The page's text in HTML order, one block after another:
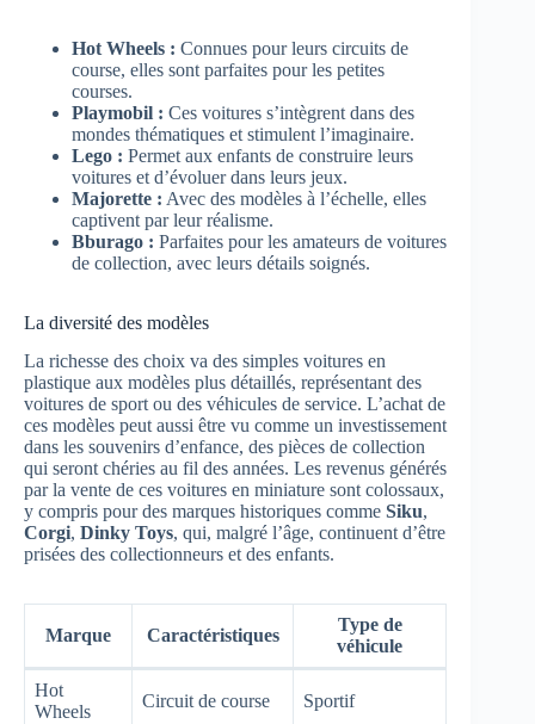
Hot Wheels : Connues pour leurs circuits de
course, elles sont parfaites pour les petites
courses.
Playmobil : Ces voitures s’intègrent dans des
mondes thématiques et stimulent l’imaginaire.
Lego : Permet aux enfants de construire leurs
voitures et d’évoluer dans leurs jeux.
Majorette : Avec des modèles à l’échelle, elles
captivent par leur réalisme.
Bburago : Parfaites pour les amateurs de voitures
de collection, avec leurs détails soignés.
La diversité des modèles
La richesse des choix va des simples voitures en
plastique aux modèles plus détaillés, représentant des
voitures de sport ou des véhicules de service. L’achat de
ces modèles peut aussi être vu comme un investissement
dans les souvenirs d’enfance, des pièces de collection
qui seront chéries au fil des années. Les revenus générés
par la vente de ces voitures en miniature sont colossaux,
y compris pour des marques historiques comme Siku,
Corgi, Dinky Toys, qui, malgré l’âge, continuent d’être
prisées des collectionneurs et des enfants.
Marque Caractéristiques
Type de
véhicule
Hot
Wheels
Circuit de course Sportif